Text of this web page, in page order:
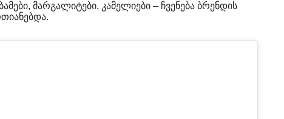
მარგალიტები, კამელიები – ჩვენება ბრენდის